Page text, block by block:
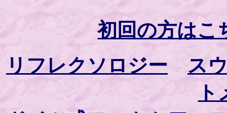
初回の方はこ
リフレクソロジー
ス